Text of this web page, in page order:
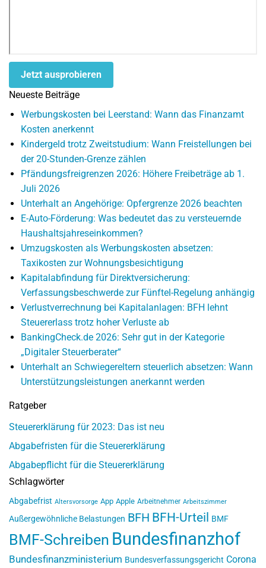
Jetzt ausprobieren
Neueste Beiträge
Werbungskosten bei Leerstand: Wann das Finanzamt
Kosten anerkennt
Kindergeld trotz Zweitstudium: Wann Freistellungen bei
der 20-Stunden-Grenze zählen
Pfändungsfreigrenzen 2026: Höhere Freibeträge ab 1.
Juli 2026
Unterhalt an Angehörige: Opfergrenze 2026 beachten
E-Auto-Förderung: Was bedeutet das zu versteuernde
Haushaltsjahreseinkommen?
Umzugskosten als Werbungskosten absetzen:
Taxikosten zur Wohnungsbesichtigung
Kapitalabfindung für Direktversicherung:
Verfassungsbeschwerde zur Fünftel-Regelung anhängig
Verlustverrechnung bei Kapitalanlagen: BFH lehnt
Steuererlass trotz hoher Verluste ab
BankingCheck.de 2026: Sehr gut in der Kategorie
„Digitaler Steuerberater“
Unterhalt an Schwiegereltern steuerlich absetzen: Wann
Unterstützungsleistungen anerkannt werden
Ratgeber
Steuererklärung für 2023: Das ist neu
Abgabefristen für die Steuererklärung
Abgabepflicht für die Steuererklärung
Schlagwörter
Abgabefrist Altersvorsorge App Apple Arbeitnehmer Arbeitszimmer
Außergewöhnliche Belastungen BFH BFH-Urteil BMF
BMF-Schreiben Bundesfinanzhof
Bundesfinanzministerium Bundesverfassungsgericht Corona